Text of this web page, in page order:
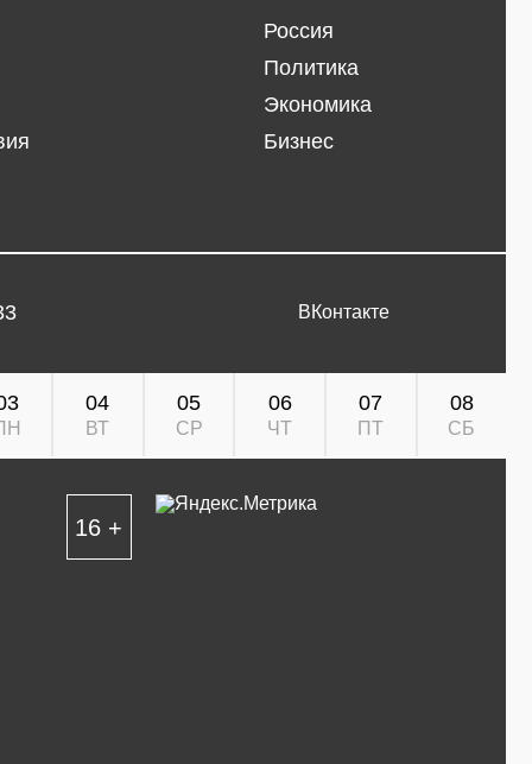
Россия
Политика
Экономика
Бизнес
ВКонтакте
04
ВТ
05
СР
06
ЧТ
07
ПТ
08
СБ
16 +